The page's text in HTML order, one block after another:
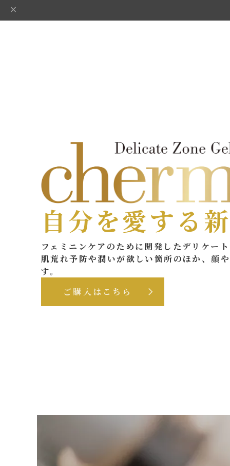
自分を愛する
フェミニンケアのために開発したデリケー
肌荒れ予防や潤いが欲しい箇所のほか、顔
す。
ご購入はこちら